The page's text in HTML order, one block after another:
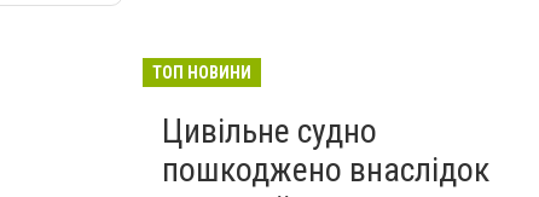
ТОП НОВИНИ
Цивільне судно
пошкоджено внаслідок